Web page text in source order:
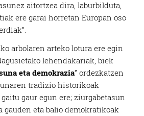
aitortzea dira, laburbilduta,
ere garai horretan Europan oso
arbolaren arteko lotura ere egin
lehendakariak, biek
eta demokrazia” ordezkatzen
tradizio historikoak
gaur egun ere; ziurgabetasun
gauden eta balio demokratikoak